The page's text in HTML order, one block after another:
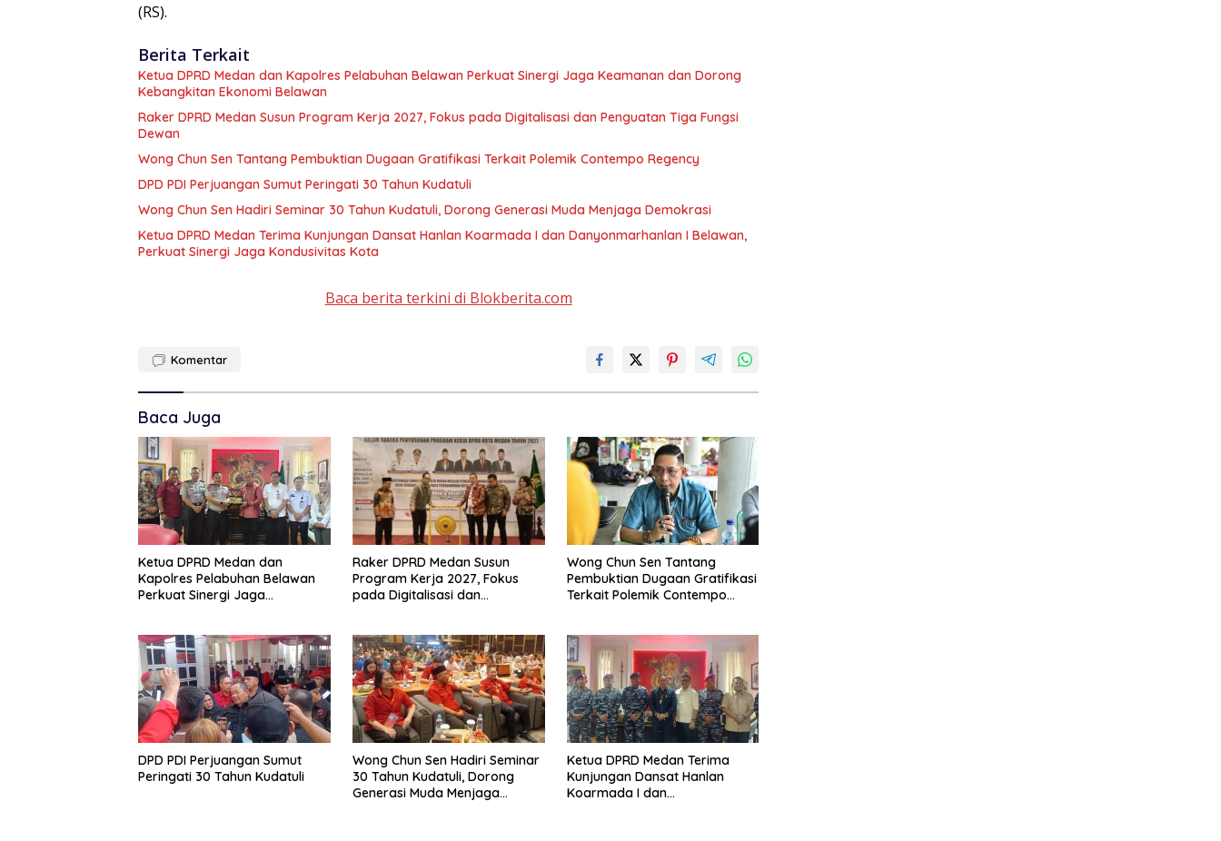
(RS).
Berita Terkait
Ketua DPRD Medan dan Kapolres Pelabuhan Belawan Perkuat Sinergi Jaga Keamanan dan Dorong
Kebangkitan Ekonomi Belawan
Raker DPRD Medan Susun Program Kerja 2027, Fokus pada Digitalisasi dan Penguatan Tiga Fungsi
Dewan
Wong Chun Sen Tantang Pembuktian Dugaan Gratifikasi Terkait Polemik Contempo Regency
DPD PDI Perjuangan Sumut Peringati 30 Tahun Kudatuli
Wong Chun Sen Hadiri Seminar 30 Tahun Kudatuli, Dorong Generasi Muda Menjaga Demokrasi
Ketua DPRD Medan Terima Kunjungan Dansat Hanlan Koarmada I dan Danyonmarhanlan I Belawan,
Perkuat Sinergi Jaga Kondusivitas Kota
Baca berita terkini di Blokberita.com
Komentar
Baca Juga
Ketua DPRD Medan dan
Kapolres Pelabuhan Belawan
Perkuat Sinergi Jaga
Raker DPRD Medan Susun
Program Kerja 2027, Fokus
pada Digitalisasi dan
Wong Chun Sen Tantang
Pembuktian Dugaan Gratifikasi
Terkait Polemik Contempo
DPD PDI Perjuangan Sumut
Peringati 30 Tahun Kudatuli
Wong Chun Sen Hadiri Seminar
30 Tahun Kudatuli, Dorong
Generasi Muda Menjaga
Ketua DPRD Medan Terima
Kunjungan Dansat Hanlan
Koarmada I dan